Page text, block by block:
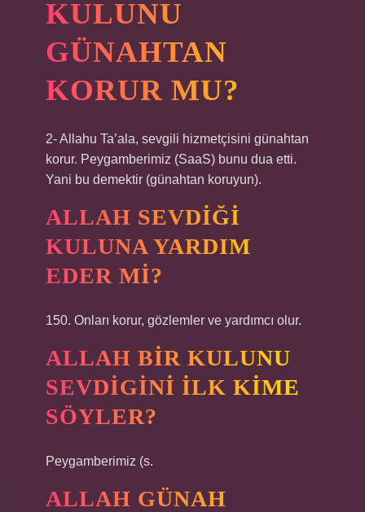
KULUNU
GÜNAHTAN
KORUR MU?
2- Allahu Ta’ala, sevgili hizmetçisini günahtan
korur. Peygamberimiz (SaaS) bunu dua etti.
Yani bu demektir (günahtan koruyun).
ALLAH SEVDIĞI
KULUNA YARDIM
EDER MI?
150. Onları korur, gözlemler ve yardımcı olur.
ALLAH BIR KULUNU
SEVDIGINI ILK KIME
SÖYLER?
Peygamberimiz (s.
ALLAH GÜNAH